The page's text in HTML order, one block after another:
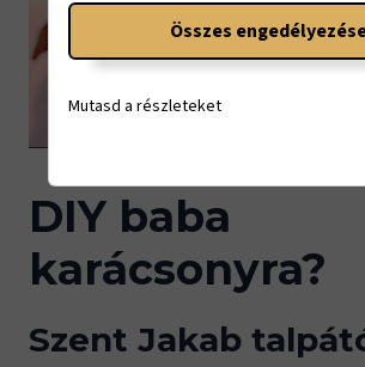
DIY baba
karácsonyra?
Szent Jakab
Összes
Mutasd a részleteket